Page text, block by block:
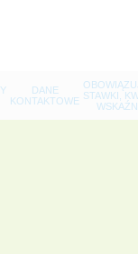
DANE
KONTAKTOWE STAWKI,